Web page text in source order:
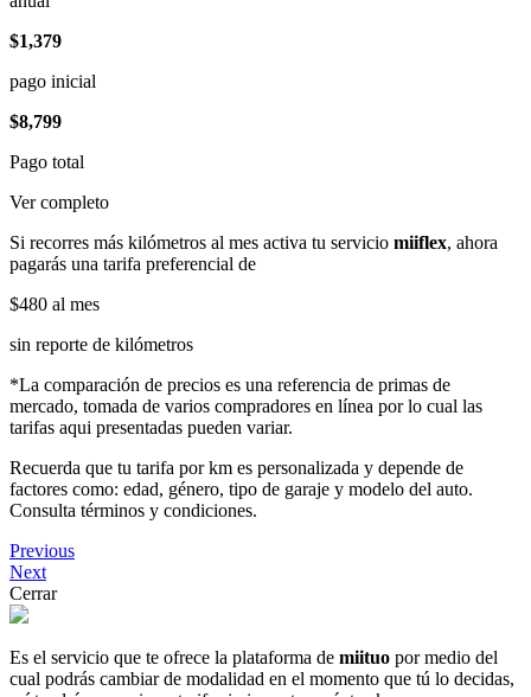
$1,379
pago inicial
$8,799
Pago total
Ver completo
Si recorres más kilómetros al mes activa tu servicio miiflex, ahora
pagarás una tarifa preferencial de
$480 al mes
sin reporte de kilómetros
*La comparación de precios es una referencia de primas de
mercado, tomada de varios compradores en línea por lo cual las
tarifas aqui presentadas pueden variar.
Recuerda que tu tarifa por km es personalizada y depende de
factores como: edad, género, tipo de garaje y modelo del auto.
Consulta términos y condiciones.
Previous
Next
Cerrar
Es el servicio que te ofrece la plataforma de miituo por medio del
cual podrás cambiar de modalidad en el momento que tú lo decidas,